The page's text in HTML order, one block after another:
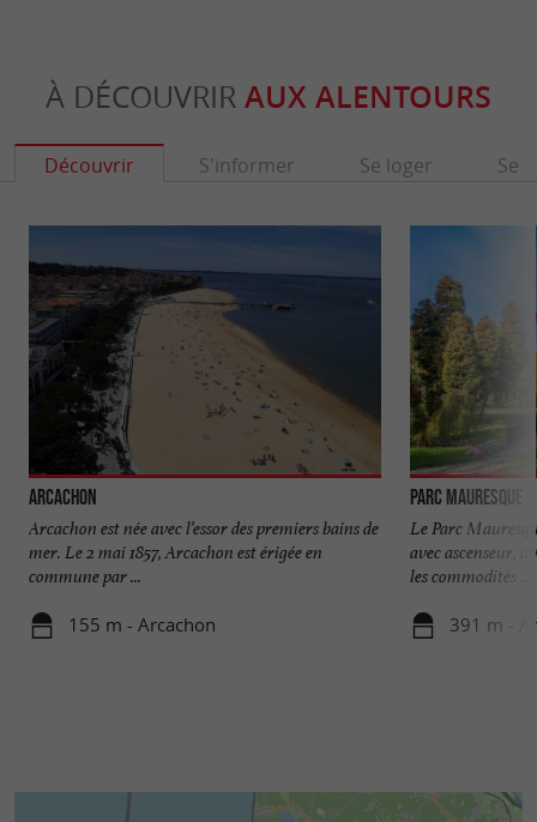
À DÉCOUVRIR AUX ALENTOURS
Découvrir S'informer Se loger Se
Arcachon
Arcachon est née avec l’essor des premiers bains de
mer. Le 2 mai 1857, Arcachon est érigée en
commune par ...
155 m - Arcachon
Parc Mauresque
Le Parc
avec ascenseur,
les commodités ...
391 m -